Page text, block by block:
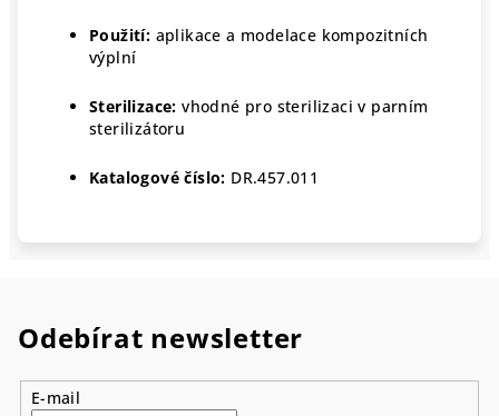
Použití: aplikace a modelace kompozitních
výplní
Sterilizace: vhodné pro sterilizaci v parním
sterilizátoru
Katalogové číslo: DR.457.011
Odebírat newsletter
E-mail